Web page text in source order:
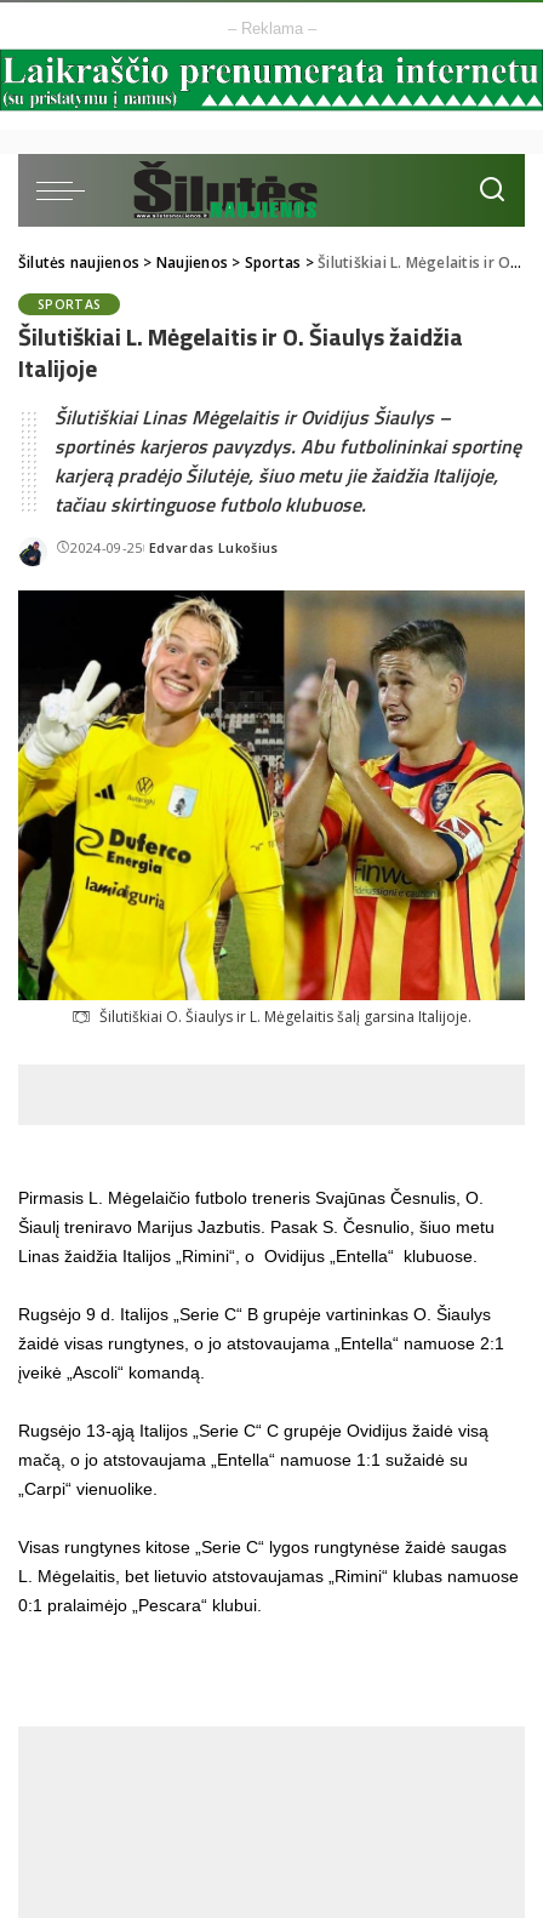
– Reklama –
Šilutės naujienos > Naujienos > Sportas >Šilutiškiai L. Mėgelaitis ir O. Šiaulys žaidžia Italijoje
SPORTAS
Šilutiškiai L. Mėgelaitis ir O. Šiaulys žaidžia
Italijoje
Šilutiškiai Linas Mėgelaitis ir Ovidijus Šiaulys –
sportinės karjeros pavyzdys. Abu futbolininkai sportinę
karjerą pradėjo Šilutėje, šiuo metu jie žaidžia Italijoje,
tačiau skirtinguose futbolo klubuose.
2024-09-25Posted
Edvardas Lukošius
Šilutiškiai O. Šiaulys ir L. Mėgelaitis šalį garsina Italijoje.
Pirmasis L. Mėgelaičio futbolo treneris Svajūnas Česnulis, O.
Šiaulį treniravo Marijus Jazbutis. Pasak S. Česnulio, šiuo metu
Linas žaidžia Italijos „Rimini“, o Ovidijus „Entella“ klubuose.
Rugsėjo 9 d. Italijos „Serie C“ B grupėje vartininkas O. Šiaulys
žaidė visas rungtynes, o jo atstovaujama „Entella“ namuose 2:1
įveikė „Ascoli“ komandą.
Rugsėjo 13-ąją Italijos „Serie C“ C grupėje Ovidijus žaidė visą
mačą, o jo atstovaujama „Entella“ namuose 1:1 sužaidė su
„Carpi“ vienuolike.
Visas rungtynes kitose „Serie C“ lygos rungtynėse žaidė saugas
L. Mėgelaitis, bet lietuvio atstovaujamas „Rimini“ klubas namuose
0:1 pralaimėjo „Pescara“ klubui.